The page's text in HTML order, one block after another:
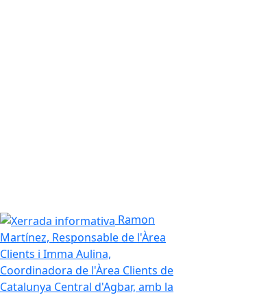
Xerrada informativa
Ramon
Martínez, Responsable de l'Àrea
Clients i Imma Aulina,
Coordinadora de l'Àrea Clients de
Catalunya Central d'Agbar, amb la